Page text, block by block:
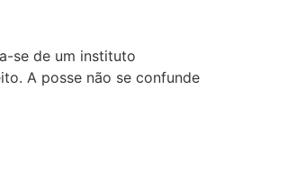
se de um instituto
A posse não se confunde